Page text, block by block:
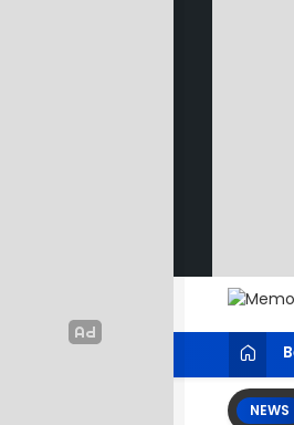
NEWS
Tetty Tambayung Menggelar